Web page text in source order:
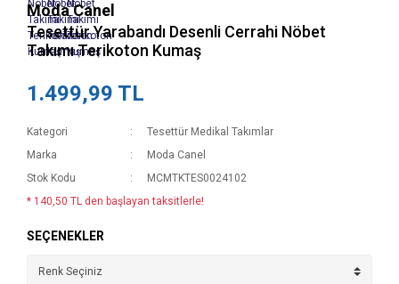
Moda Canel
Tesettür Yarabandı Desenli Cerrahi Nöbet
Takımı Terikoton Kumaş
1.499,99 TL
Kategori
Tesettür Medikal Takımlar
Marka
Moda Canel
Stok Kodu
MCMTKTES0024102
* 140,50 TL den başlayan taksitlerle!
SEÇENEKLER